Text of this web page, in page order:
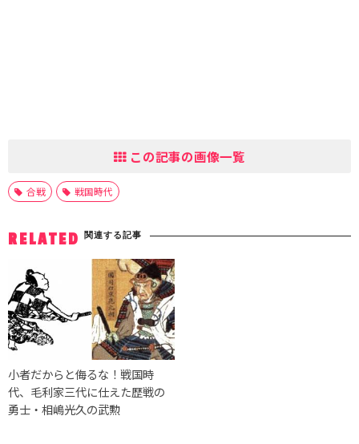
この記事の画像一覧
合戦 戦国時代
RELATED 関連する記事
小者だからと侮るな！戦国時
代、毛利家三代に仕えた歴戦の
勇士・相嶋光久の武勲